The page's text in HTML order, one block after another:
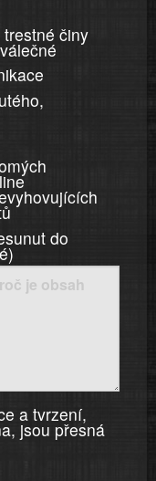
činy
do
a tvrzení,
jsou přesná